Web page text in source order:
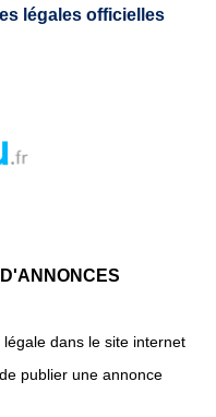
légales officielles
dans le site internet
publier une annonce